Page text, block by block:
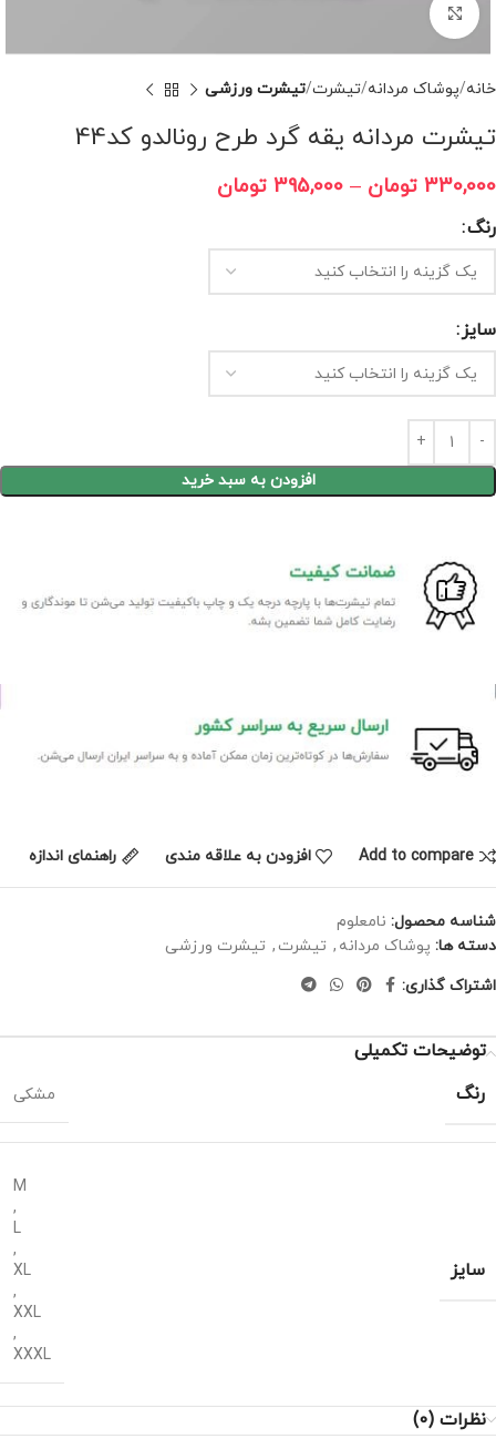
برای بزرگنمایی کلیک کنید
خانه پوشاک مردانه تیشرت تیشرت ورزشی
تیشرت مردانه یقه گرد طرح رونالدو کد44
330,000 تومان –
395,000 تومان
رنگ
سایز
افزودن به سبد خرید
Add to compare افزودن به علاقه مندی راهنمای اندازه
شناسه محصول: نامعلوم
دسته ها: پوشاک مردانه , تیشرت , تیشرت ورزشی
اشتراک گذاری:
توضیحات تکمیلی
رنگ
مشکی
سایز
M
,
L
,
XL
,
XXL
,
XXXL
نظرات (0)